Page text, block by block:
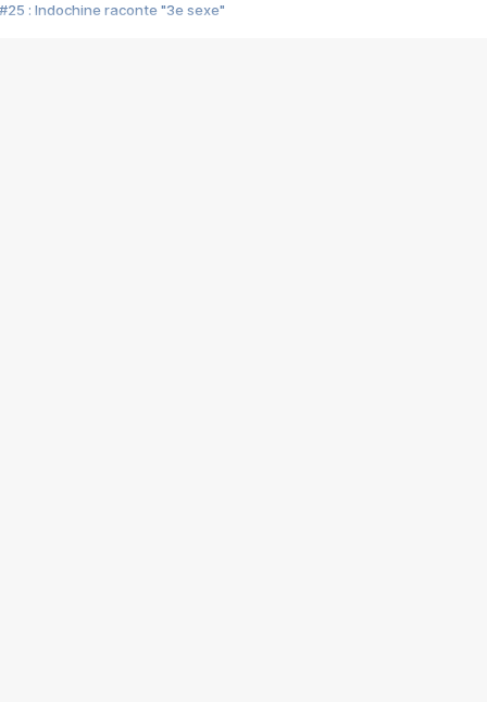
#25 : Indochine raconte "3e sexe"